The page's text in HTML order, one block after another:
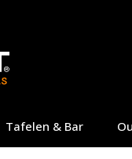
Tafelen & Bar